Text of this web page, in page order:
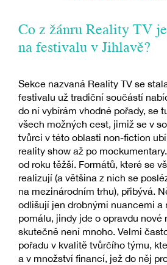
Co z žánru Reality TV
na festivalu v Jihlavě?
Sekce nazvaná Reality TV se
festivalu už tradiční součástí
do ní vybírám vhodné pořady, se
všech možných cest, jimiž se v
tvůrci v této oblasti non-fiction
reality show až po
od roku těžší. Formátů, které se
realizují (a většina z nich se
na mezinárodním trhu), přibývá.
odlišují jen drobnými nuancemi a
pomálu, jindy jde o opravdu nové
skutečně není mnoho. Velmi
pořadu v kvalitě tvůrčího týmu,
a v množství financí, jež do něj